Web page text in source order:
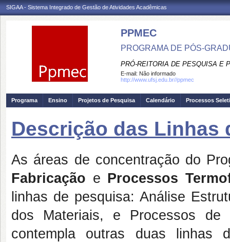
SIGAA - Sistema Integrado de Gestão de Atividades Acadêmicas
PPMEC
PROGRAMA DE PÓS-
PRÓ-REITORIA DE PESQUISA E
E-mail: Não informado
http://www.ufsj.edu.br//ppmec
Programa Ensino Projetos de Pesquisa Calendário Processos
Descrição das Linhas
As áreas de concentração do
Fabricação e Processos
linhas de pesquisa: Análise
dos Materiais, e Processos de
contempla outras duas linhas